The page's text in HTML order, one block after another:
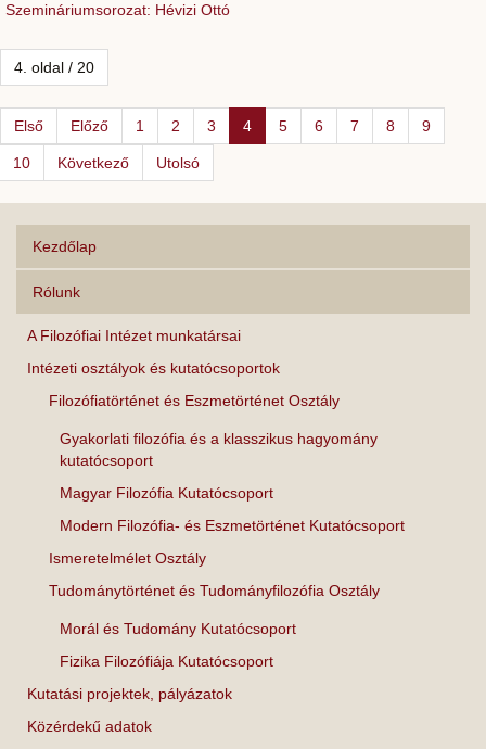
Szemináriumsorozat: Hévizi Ottó
4. oldal / 20
Első Előző 1 2 3 4 5 6 7 8 9
10 Következő Utolsó
Kezdőlap
Rólunk
A Filozófiai Intézet munkatársai
Intézeti osztályok és kutatócsoportok
Filozófiatörténet és Eszmetörténet Osztály
Gyakorlati filozófia és a klasszikus hagyomány
kutatócsoport
Magyar Filozófia Kutatócsoport
Modern Filozófia- és Eszmetörténet Kutatócsoport
Ismeretelmélet Osztály
Tudománytörténet és Tudományfilozófia Osztály
Morál és Tudomány Kutatócsoport
Fizika Filozófiája Kutatócsoport
Kutatási projektek, pályázatok
Közérdekű adatok